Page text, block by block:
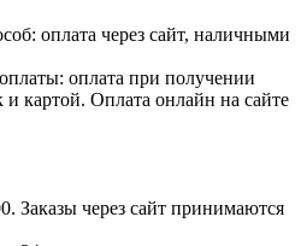
оплата через сайт, наличными
оплата при получении
картой. Оплата онлайн на сайте
Заказы через сайт принимаются